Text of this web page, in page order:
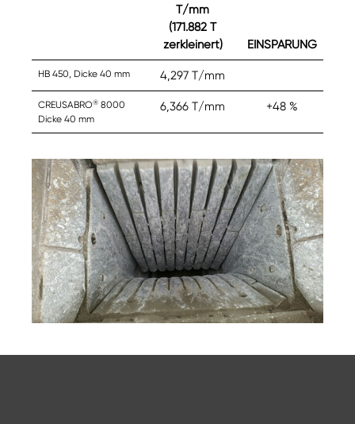
T/mm
(171.882 T
zerkleinert)
EINSPARUNG
HB 450, Dicke 40 mm 4,297 T/mm
CREUSABRO® 8000
Dicke 40 mm
6,366 T/mm +48 %